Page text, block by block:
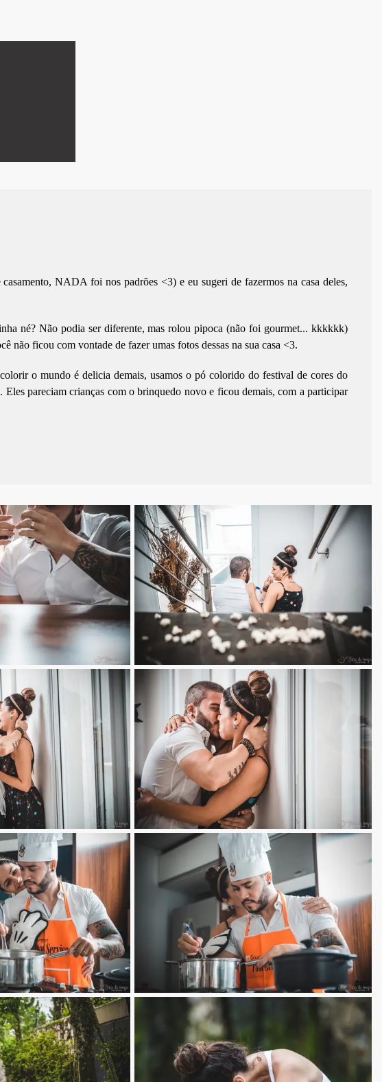
NADA foi nos padrões <3) e eu sugeri de fazermos na casa deles,
né? Não podia ser diferente, mas rolou pipoca (não foi gourmet... kkkkkk)
não ficou com vontade de fazer umas fotos dessas na sua casa <3.
o mundo é delicia demais, usamos o pó colorido do festival de cores do
pareciam crianças com o brinquedo novo e ficou demais, com a participar